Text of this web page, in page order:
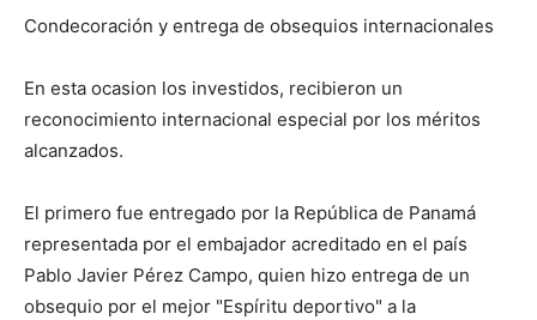
Condecoración y entrega de obsequios internacionales
En esta ocasion los investidos, recibieron un
reconocimiento internacional especial por los méritos
alcanzados.
El primero fue entregado por la República de Panamá
representada por el embajador acreditado en el país
Pablo Javier Pérez Campo, quien hizo entrega de un
obsequio por el mejor "Espíritu deportivo" a la